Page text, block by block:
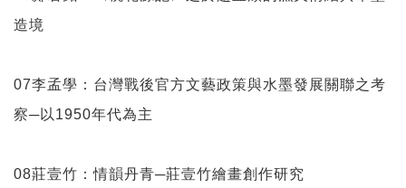
造境
07李孟學：台灣戰後官方文藝政策與水墨發展關聯之考
察─以1950年代為主
08莊壹竹：情韻丹青─莊壹竹繪畫創作研究